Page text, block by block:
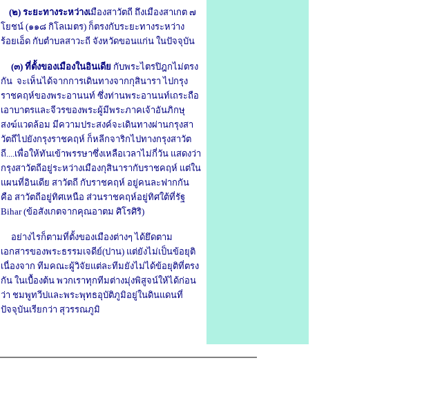
(๒) ระยะทางระหว่างเมืองสาวัตถี ถึงเมืองสาเกต ๗
โยชน์ (๑๑๘ กิโลเมตร) ก็ตรงกับระยะทางระหว่าง
ร้อยเอ็ด กับตำบลสาวะถี จังหวัดขอนแก่น ในปัจจุบัน
(๓) ที่ตั้งของเมืองในอินเดีย กับพระไตรปิฎกไม่ตรง
กัน จะเห็นได้จากการเดินทางจากกุสินารา ไปกรุง
ราชคฤห์ของพระอานนท์ ซึ่งท่านพระอานนท์เถระถือ
เอาบาตรและจีวรของพระผู้มีพระภาคเจ้าอันภิกษุ
สงฆ์แวดล้อม มีความประสงค์จะเดินทางผ่านกรุงสา
วัตถีไปยังกรุงราชคฤห์ ก็หลีกจาริกไปทางกรุงสาวัต
ถี....เพื่อให้ทันเข้าพรรษาซึ่งเหลือเวลาไม่กี่วัน แสดงว่า
กรุงสาวัตถีอยู่ระหว่างเมืองกุสินารากับราชคฤห์ แต่ใน
แผนที่อินเดีย สาวัตถี กับราชคฤห์ อยู่คนละฟากกัน
คือ สาวัตถีอยู่ทิศเหนือ ส่วนราชคฤห์อยู่ทิศใต้ที่รัฐ
Bihar(ข้อสังเกตจากคุณอาตม ศิโรศิริ)
อย่างไรก็ตามที่ตั้งของเมืองต่างๆ ได้ยึดตาม
เอกสารของพระธรรมเจดีย์(ปาน) แต่ยังไม่เป็นข้อยุติ
เนื่องจาก ทีมคณะผู้วิจัยแต่ละทีมยังไม่ได้ข้อยุติที่ตรง
กัน ในเบื้องต้น พวกเราทุกทีมต่างมุ่งพิสูจน์ให้ได้ก่อน
ว่า ชมพูทวีปและพระพุทธอุบัติภูมิอยู่ในดินแดนที่
ปัจจุบันเรียกว่า สุวรรณภูมิ